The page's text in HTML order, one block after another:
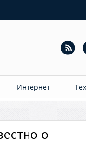
Интернет
о